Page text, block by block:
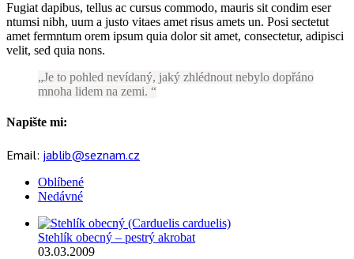
Fugiat dapibus, tellus ac cursus commodo, mauris sit condim eser
ntumsi nibh, uum a justo vitaes amet risus amets un. Posi sectetut
amet fermntum orem ipsum quia dolor sit amet, consectetur, adipisci
velit, sed quia nons.
Je to pohled nevídaný, jaký zhlédnout nebylo dopřáno
mnoha lidem na zemi.
Napište mi:
Email: jablib@seznam.cz
Oblíbené
Nedávné
Stehlík obecný – pestrý akrobat
03.03.2009